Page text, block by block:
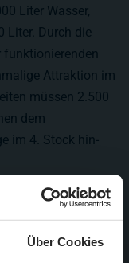
Über Cookies
Liter Wasser,
Liter. Durch die
Attraktion im
müssen 2.500
dem
im 4. Stock hin-
das
verwendet.